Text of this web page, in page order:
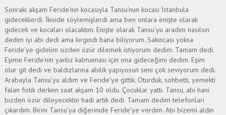
Sonraki akşam Feride’nin kocasıyla Tansu’nun kocası İstanbula
gideceklerdi. İkiside söylemişlerdi ama ben onlara enişte olarak
gidecek ve kocaları olacaktım. Enişte olarak Tansu’yu aradım nasılsın
dedim iyi abi dedi ama kırgındı bana biliyorum. Sakıncası yoksa
Feride’ye gidelim sizden özür dilemek istiyorum dedim. Tamam dedi.
Eşime Feride’nin yanlız kalmaması için ona gideceğimi dedim. Eşim
olur git dedi ve baldızlarına abilik yapıyosun seni çok seviyorum dedi.
Arabayla Tansu’yu aldım ve Feride’ye gittik. Oturduk, sohbetti, yemekti
falan fıstık derken saat akşam 10 oldu. Çocuklar yattı. Tansu, abi hani
bizden özür dileyecektin hadi artık dedi. Tamam dedim telefonları
çıkardım. Birini Tansu’ya diğerinide Feride’ye verdim. Abi bizemi aldın